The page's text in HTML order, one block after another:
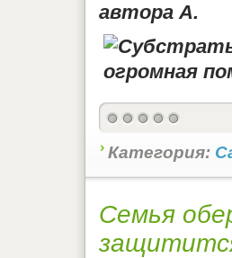
автора А.
Категория:
Семья